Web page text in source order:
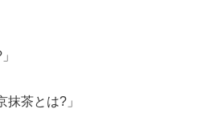
抹茶とは?」